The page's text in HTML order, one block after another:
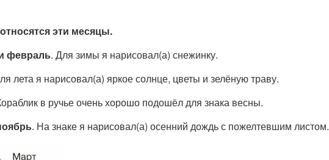
эти месяцы.
февраль. Для зимы я нарисовал(а) снежинку.
лета я нарисовал(а) яркое солнце, цветы и зелёную траву.
в ручье очень хорошо подошёл для знака весны.
. На знаке я нарисовал(а) осенний дождь с пожелтевшим листом.